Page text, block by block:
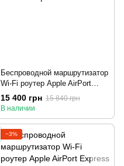
Беспроводной маршрутизатор
Wi-Fi роутер Apple AirPort
Time Capsule 2 TB (ME177LL)
15 400 грн 15 840 грн
В наличии
−3%